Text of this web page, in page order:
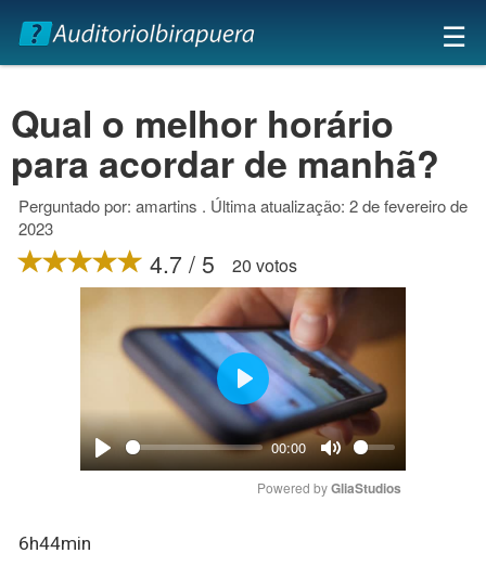
×
☰
Qual o melhor horário
para acordar de manhã?
Perguntado por: amartins . Última atualização: 2 de fevereiro de
2023
4.7 / 5 20 votos
Play
00:00
Mute
Play
Powered by GliaStudios
6h44min